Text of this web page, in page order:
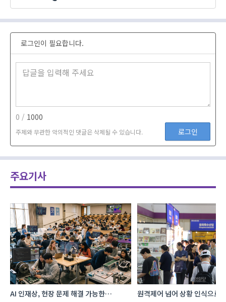
로그인이 필요합니다.
0 / 1000
주제와 무관한 악의적인 댓글은 삭제될 수 있습니다. 로그인
주요기사
원격제어 넘어 상황 인식으로, ‘공간지능’
우리테크, 절삭유 정제 ‘올인